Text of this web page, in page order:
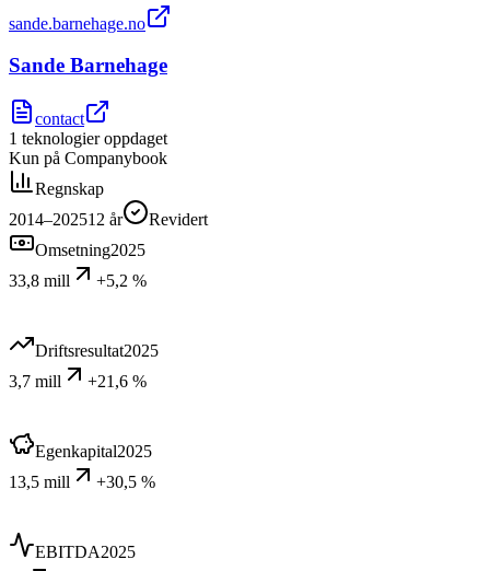
sande.barnehage.no
Sande Barnehage
contact
1 teknologier oppdaget
Kun på Companybook
Regnskap
2014–202512 år
Revidert
Omsetning2025
33,8 mill
+5,2 %
Driftsresultat2025
3,7 mill
+21,6 %
Egenkapital2025
13,5 mill
+30,5 %
EBITDA2025